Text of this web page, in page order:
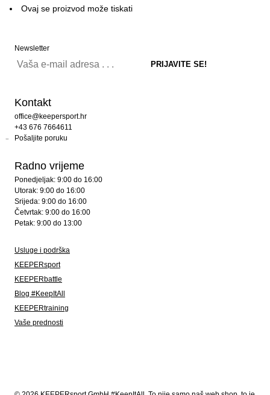
Ovaj se proizvod može tiskati
Newsletter
Kontakt
office@keepersport.hr
+43 676 7664611
Pošaljite poruku
Radno vrijeme
Ponedjeljak: 9:00 do 16:00
Utorak: 9:00 do 16:00
Srijeda: 9:00 do 16:00
Četvrtak: 9:00 do 16:00
Petak: 9:00 do 13:00
Usluge i podrška
KEEPERsport
KEEPERbattle
Blog #KeepItAll
KEEPERtraining
Vaše prednosti